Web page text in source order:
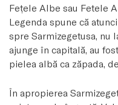
Feţele Albe sau Fetele
Legenda spune că
spre Sarmizegetusa, nu
ajunge în capitală, au
pielea albă ca zăpada,
În apropierea